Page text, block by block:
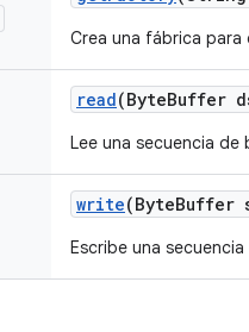
Crea una fábrica
read(ByteBuffer
Lee una secuencia
write(ByteBuffer
Escribe una